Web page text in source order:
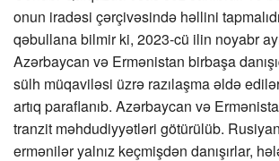
onun iradəsi çərçivəsində həllini
qəbullana bilmir ki, 2023-cü ilin noyabr
Azərbaycan və Ermənistan birbaşa
sülh müqaviləsi üzrə razılaşma əldə
artıq paraflanıb. Azərbaycan və
tranzit məhdudiyyətləri götürülüb.
ermənilər yalnız keçmişdən danışırlar,